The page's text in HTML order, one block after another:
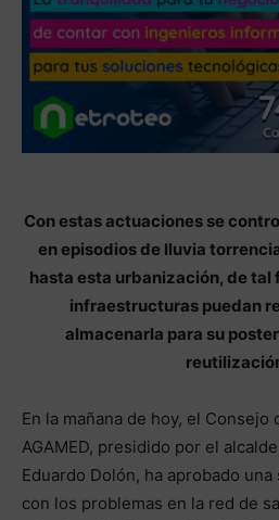
Con estas actuaciones se
en episodios de lluvia
hasta esta urbanización, de tal
infraestructuras puedan
almacenarla para su
En la mañana de hoy, el
AGAMED, presidido por el
Eduardo Dolón, ha aprobado
con los problemas en la red de